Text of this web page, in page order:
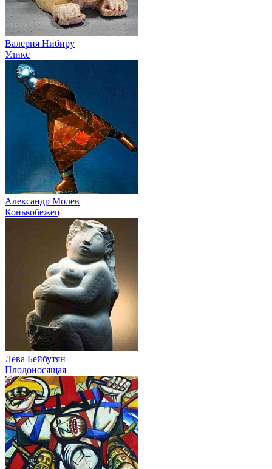
Валерия Нибиру
Уликс
Александр Молев
Конькобежец
Лева Бейбутян
Плодоносящая